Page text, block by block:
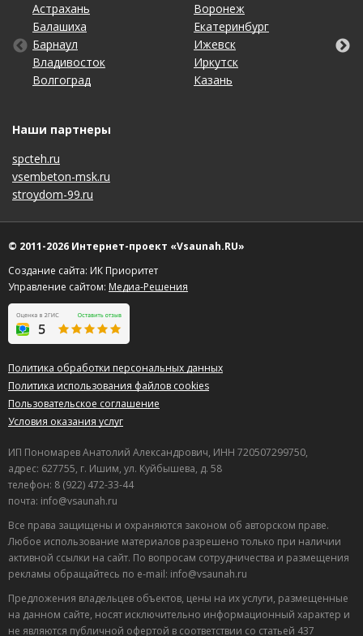
Астрахань
Балашиха
Барнаул
Владивосток
Волгоград
Воронеж
Екатеринбург
Ижевск
Иркутск
Казань
Калининград
Кемерово
Киров
Краснодар
Красноярск
Липецк
Махачкала
Набережные Челны
Нижний Новгород
Новосибирск
Омск
Оренбург
Пенза
Пермь
Ростов-на-Дону
Рязань
Самара
Санкт-Петербург
Саратов
Ставрополь
Тольятти
Томск
Тула
Тюмень
Ульяновск
Уфа
Хабаровск
Чебоксары
Челябинск
Ярославль
Наши партнеры
spcteh.ru
vsembeton-msk.ru
stroydom-99.ru
© 2011-2026 Интернет-проект «Vsaunah.RU»
Создание сайта: ИК Приоритет
Управление сайтом: Медиа-Решения
Политика обработки персональных данных
Политика использования файлов cookies
Пользовательское соглашение
Условия оказания услуг
ИП Пономарев Анатолий Александрович, ИНН 720507299750,
адрес: 627755, г. Ишим, ул. Куйбышева, д. 58
телефон: 8 (922) 472-33-44
почта: info@vsaunah.ru
Все права защищены и охраняются законом об авторском праве.
Любое использование материалов разрешено только при наличии
активной ссылки на сайт. По вопросам сотрудничества и размещения
рекламы обращайтесь по e-mail: info@vsaunah.ru
Предложения владельцев объектов, цены на их услуги, размещенные
на данном сайте, носят исключительно информационный характер и
не являются публичной офертой в соответствии со статьей 437